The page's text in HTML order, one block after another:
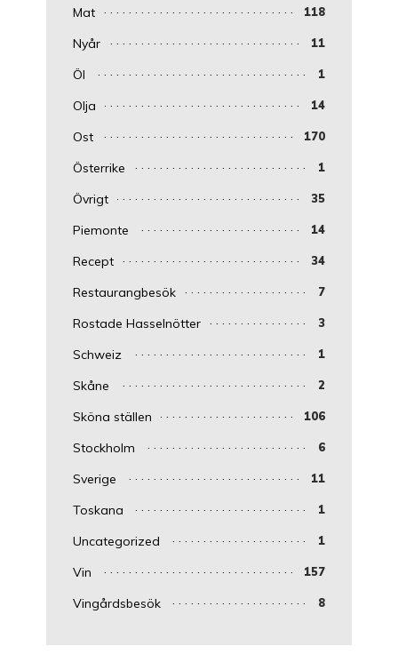
Mat 118
Nyår 11
Öl 1
Olja 14
Ost 170
Österrike 1
Övrigt 35
Piemonte 14
Recept 34
Restaurangbesök 7
Rostade Hasselnötter 3
Schweiz 1
Skåne 2
Sköna ställen 106
Stockholm 6
Sverige 11
Toskana 1
Uncategorized 1
Vin 157
Vingårdsbesök 8